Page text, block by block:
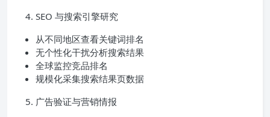
SEO 与搜索引擎研究
从不同地区查看关键词排名
无个性化干扰分析搜索结果
全球监控竞品排名
规模化采集搜索结果页数据
广告验证与营销情报